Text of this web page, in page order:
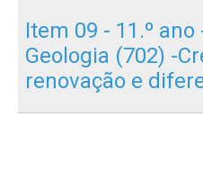
Item 09 - 11.º
Geologia (702) -
renovação e